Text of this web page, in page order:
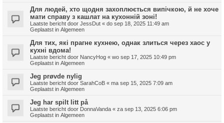
Для людей, хто щодня захоплюється випічкою, й не хоче
мати справу з кашлат на кухонній зоні!
Laatste bericht door JessDut « do sep 18, 2025 11:49 am
Geplaatst in Algemeen
Для тих, які прагне кухнею, однак злиться через хаос у
кухні вдома!
Laatste bericht door NancyHog « wo sep 17, 2025 10:49 pm
Geplaatst in Algemeen
Jeg prøvde nylig
Laatste bericht door SarahCoB « ma sep 15, 2025 7:09 am
Geplaatst in Algemeen
Jeg har spilt litt på
Laatste bericht door DonnaVanda « za sep 13, 2025 6:06 pm
Geplaatst in Algemeen